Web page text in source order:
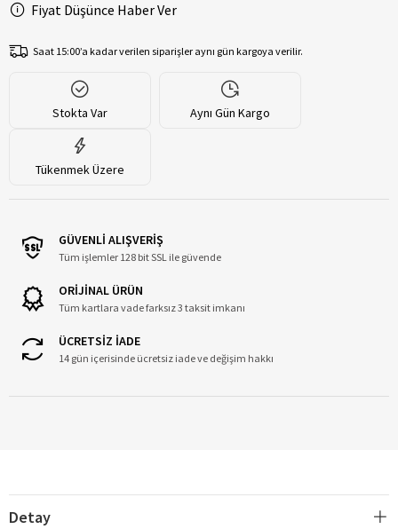
Fiyat Düşünce Haber Ver
Saat 15:00’a kadar verilen siparişler aynı gün kargoya verilir.
Stokta Var Aynı Gün Kargo
Tükenmek Üzere
GÜVENLİ ALIŞVERİŞ
Tüm işlemler 128 bit SSL ile güvende
ORİJİNAL ÜRÜN
Tüm kartlara vade farksız 3 taksit imkanı
ÜCRETSİZ İADE
14 gün içerisinde ücretsiz iade ve değişim hakkı
Detay